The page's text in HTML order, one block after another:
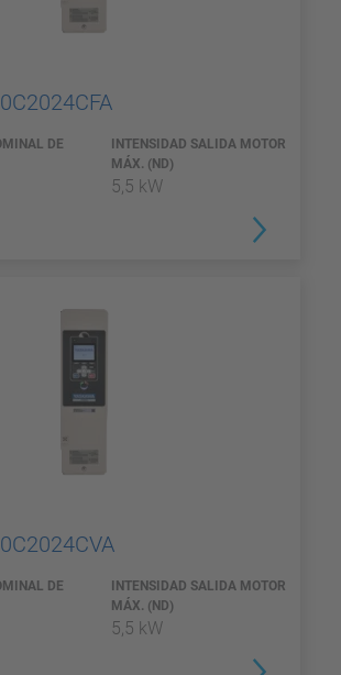
DE
INTENSIDAD SALIDA MOTOR
MÁX. (ND)
5,5 kW
DE
INTENSIDAD SALIDA MOTOR
MÁX. (ND)
5,5 kW